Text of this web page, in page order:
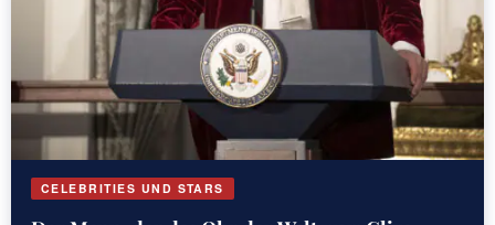
CELEBRITIES UND STARS